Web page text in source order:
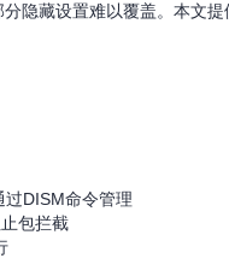
隐藏设置难以覆盖。本文
过DISM命令管理
包拦截